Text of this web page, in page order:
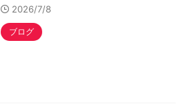
2026/7/8
ブログ